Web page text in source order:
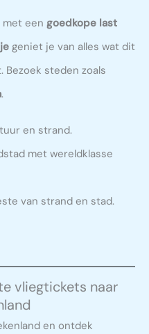
een goedkope last
geniet je van alles wat dit
steden zoals
.
en strand.
met wereldklasse
van strand en stad.
vliegtickets naar
en ontdek